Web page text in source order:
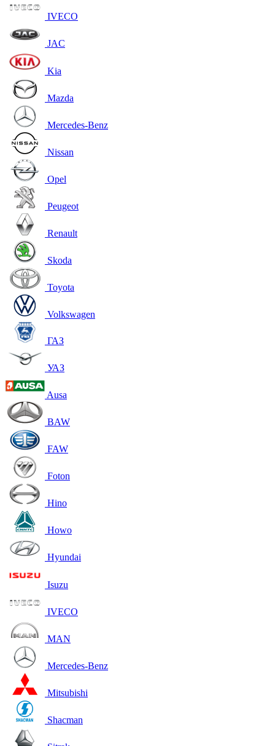
IVECO
JAC
Kia
Mazda
Mercedes-Benz
Nissan
Opel
Peugeot
Renault
Skoda
Toyota
Volkswagen
ГАЗ
УАЗ
Ausa
BAW
FAW
Foton
Hino
Howo
Hyundai
Isuzu
IVECO
MAN
Mercedes-Benz
Mitsubishi
Shacman